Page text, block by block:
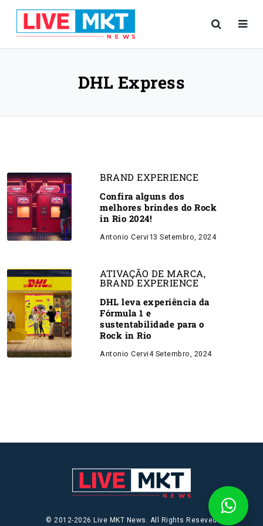
DHL Express
BRAND EXPERIENCE
Confira alguns dos
melhores brindes do Rock
in Rio 2024!
Antonio Cervi 13 Setembro, 2024
ATIVAÇÃO DE MARCA,
BRAND EXPERIENCE
DHL leva experiência da
Fórmula 1 e
sustentabilidade para o
Rock in Rio
Antonio Cervi4 Setembro, 2024
© 2012-2026 Live MKT News. All Rights Reseved